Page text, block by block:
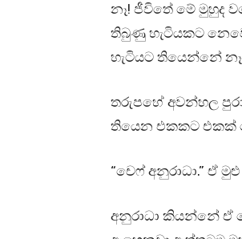
නෑ! ජීවිතේ මේ මුහුද
තිබුණු හැටියකට
හැටියට තියෙන්නේ
තරුපහේ අවන්හල
තියෙන එකකට එකක්
“චෙෆ් අනුරාධා.” ඒ
අනුරාධා කියන්නේ ඒ